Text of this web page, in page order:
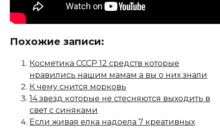
Похожие записи:
Косметика СССР 12 средств которые
нравились нашим мамам а вы о них знали
К чему снится морковь
14 звезд которые не стесняются выходить в
свет с синяками
Если живая елка надоела 7 креативных